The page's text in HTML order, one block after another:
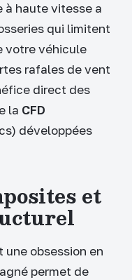
à haute vitesse a
qui limitent
votre véhicule
rafales de vent
direct des
la CFD
développées
et
une obsession en
permet de